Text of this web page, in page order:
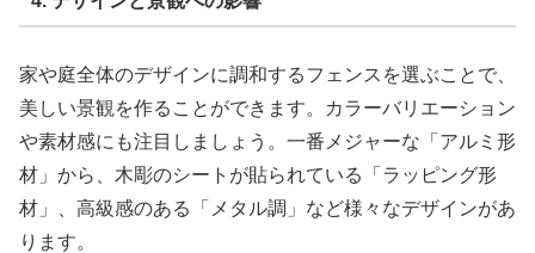
家や庭全体のデザインに調和するフェンスを選ぶことで、
美しい景観を作ることができます。カラーバリエーション
や素材感にも注目しましょう。一番メジャーな「アルミ形
材」から、木彫のシートが貼られている「ラッピング形
材」、高級感のある「メタル調」など様々なデザインがあ
ります。